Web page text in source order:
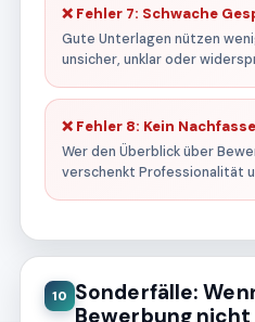
❌ Fehler 7: Schwache
Gute Unterlagen nützen
unsicher, unklar oder
❌ Fehler 8: Kein
Wer den Überblick über
verschenkt Professionalität
10 Sonderfälle:
Bewerbung nicht